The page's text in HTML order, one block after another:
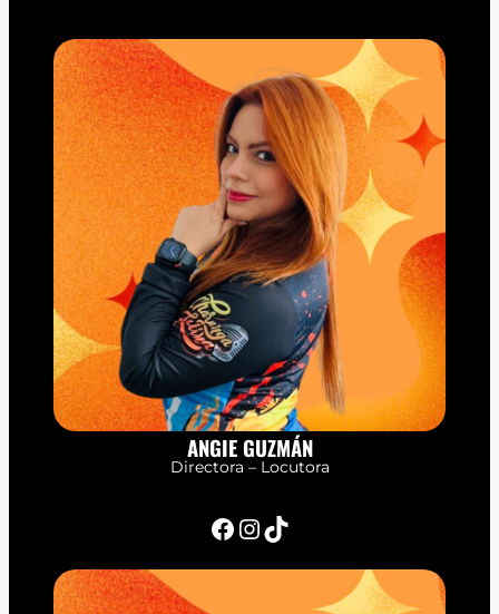
ANGIE GUZMÁN
Directora – Locutora
Facebook InstagramTikTok